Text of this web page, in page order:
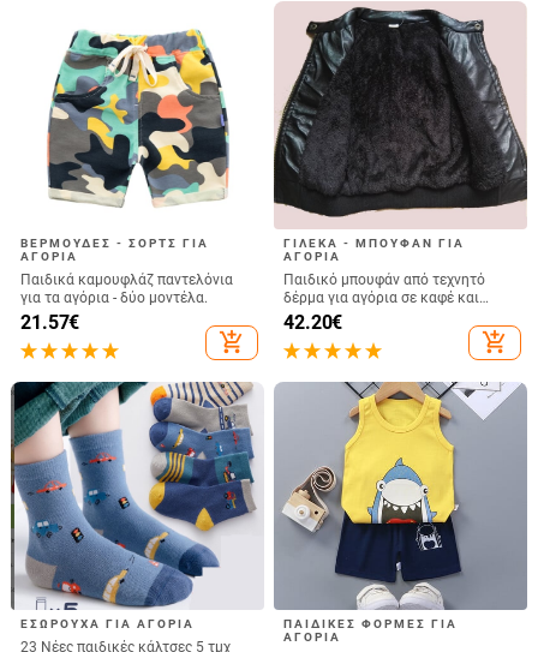
ΒΕΡΜΟΎΔΕΣ - ΣΟΡΤΣ ΓΙΑ
ΑΓΌΡΙΑ
Παιδικά καμουφλάζ παντελόνια
για τα αγόρια - δύο μοντέλα.
21.57€
add_shopping_cart
ΓΙΛΈΚΑ - ΜΠΟΥΦΆΝ ΓΙΑ
ΑΓΌΡΙΑ
Παιδικό μπουφάν από τεχνητό
δέρμα για αγόρια σε καφέ και
μαύρο χρώμα
42.20€
add_shopping_cart
ΕΣΏΡΟΥΧΑ ΓΙΑ ΑΓΌΡΙΑ
23 Νέες παιδικές κάλτσες 5 τμχ
ΠΑΙΔΙΚΕΣ ΦΟΡΜΕΣ ΓΙΑ
ΑΓΟΡΙΑ